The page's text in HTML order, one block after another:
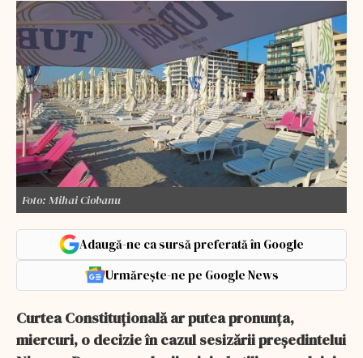
Foto: Mihai Ciobanu
Adaugă-ne ca sursă preferată în Google
Urmărește-ne pe Google News
Curtea Constituţională ar putea pronunţa,
miercuri, o decizie în cazul sesizării preşedintelui